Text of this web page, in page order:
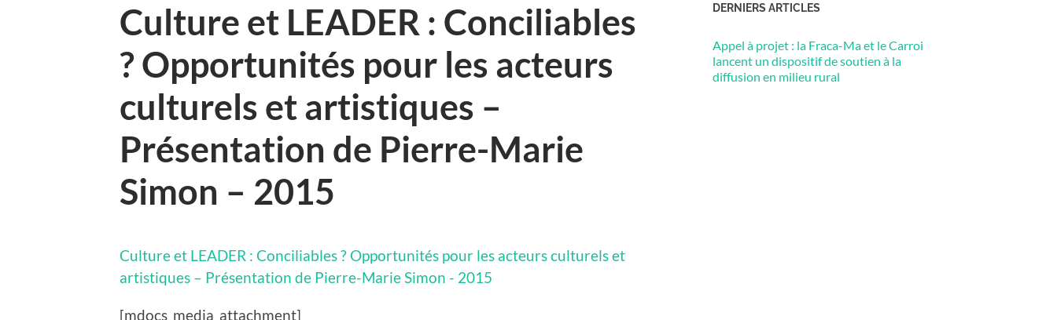
Culture et LEADER : Conciliables
? Opportunités pour les acteurs
culturels et artistiques –
Présentation de Pierre-Marie
Simon – 2015
Culture et LEADER : Conciliables ? Opportunités pour les acteurs culturels et
artistiques – Présentation de Pierre-Marie Simon - 2015
[mdocs_media_attachment]
DERNIERS ARTICLES
Appel à projet : la Fraca-Ma et le Carroi
lancent un dispositif de soutien à la
diffusion en milieu rural